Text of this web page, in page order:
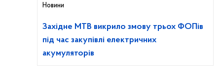
Новини
Західне МТВ викрило змову трьох ФОПів
під час закупівлі електричних
акумуляторів